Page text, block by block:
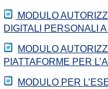
MODULO
DIGITALI PERSONALI
MODULO
PIATTAFORME PER
MODULO PER